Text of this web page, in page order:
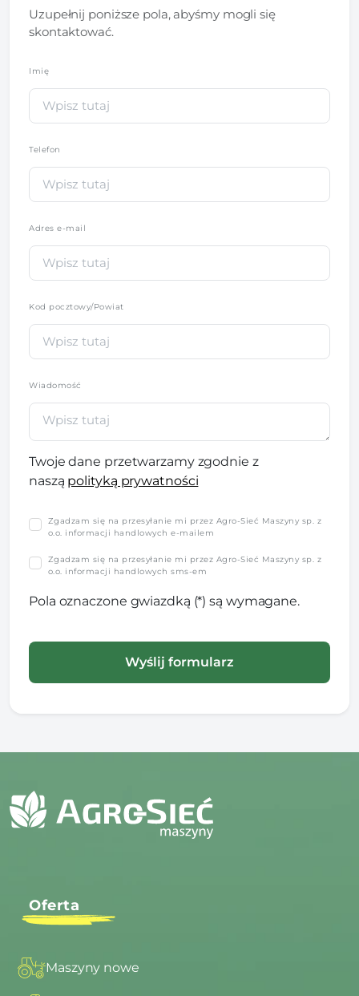
Uzupełnij poniższe pola, abyśmy mogli się
skontaktować.
Imię
Telefon
Adres e-mail
Kod pocztowy/Powiat
Wiadomość
Twoje dane przetwarzamy zgodnie z
naszą polityką prywatności
Zgadzam się na przesyłanie mi przez Agro-Sieć Maszyny sp. z
o.o. informacji handlowych e-mailem
Zgadzam się na przesyłanie mi przez Agro-Sieć Maszyny sp. z
o.o. informacji handlowych sms-em
Pola oznaczone gwiazdką (*) są wymagane.
Oferta
Maszyny nowe